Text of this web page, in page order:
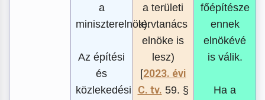
a
miniszterelnök).
Az építési
és
közlekedési
a területi
tervtanács
elnöke is
lesz)
[2023. évi
C. tv. 59. §
főépítésze
ennek
elnökévé
is válik.
Ha a